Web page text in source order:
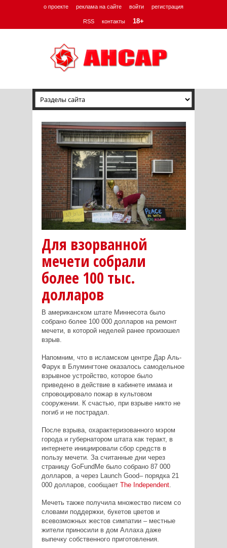
о проекте реклама на сайте войти регистрация
RSS контакты 18+
Для взорванной
мечети собрали
более 100 тыс.
долларов
В американском штате Миннесота было
собрано более 100 000 долларов на ремонт
мечети, в которой неделей ранее произошел
взрыв.
Напомним, что в исламском центре Дар Аль-
Фарук в Блумингтоне оказалось самодельное
взрывное устройство, которое было
приведено в действие в кабинете имама и
спровоцировало пожар в культовом
сооружении. К счастью, при взрыве никто не
погиб и не пострадал.
После взрыва, охарактеризованного мэром
города и губернатором штата как теракт, в
интернете инициировали сбор средств в
пользу мечети. За считанные дни через
страницу GoFundMe было собрано 87 000
долларов, а через Launch Good– порядка 21
000 долларов, сообщает The Independent.
Мечеть также получила множество писем со
словами поддержки, букетов цветов и
всевозможных жестов симпатии – местные
жители приносили в дом Аллаха даже
выпечку собственного приготовления.